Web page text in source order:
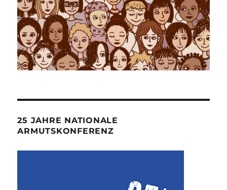
25 JAHRE NATIONALE
ARMUTSKONFERENZ